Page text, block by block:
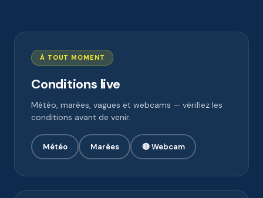
À TOUT MOMENT
Conditions live
Météo, marées, vagues et webcams — vérifiez les
conditions avant de venir.
Météo Marées 🔴 Webcam